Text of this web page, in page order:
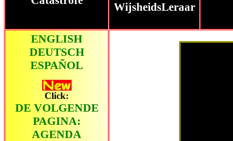
WijsheidsLeraar
ENGLISH
DEUTSCH
ESPAÑOL
Click:
DE VOLGENDE
PAGINA:
AGENDA